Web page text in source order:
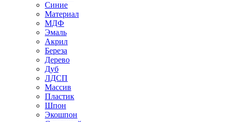
Синие
Материал
МДФ
Эмаль
Акрил
Береза
Дерево
Дуб
ЛДСП
Массив
Пластик
Шпон
Экошпон